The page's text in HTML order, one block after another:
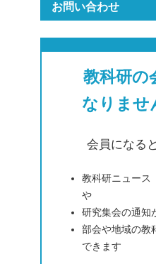
お問い合わせ
教科研の
なりませ
会員になる
教科研ニュース
や
研究集会の通知
部会や地域の教
できます